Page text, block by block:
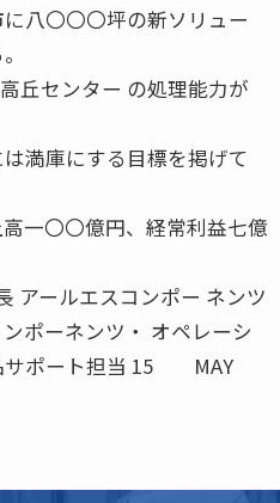
八〇〇〇坪の新ソリュー
丘センター の処理能力が
満庫にする目標を掲げて
一〇〇億円、経常利益七億
アールエスコンポー ネンツ
ポーネンツ・ オペレーシ
サポート担当 15 MAY